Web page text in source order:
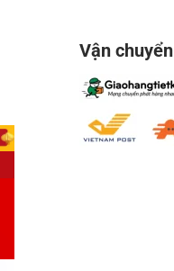
Vận chuyển